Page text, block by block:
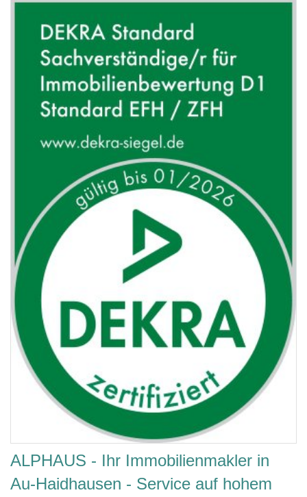
ALPHAUS - Ihr Immobilienmakler in
Au-Haidhausen - Service auf hohem